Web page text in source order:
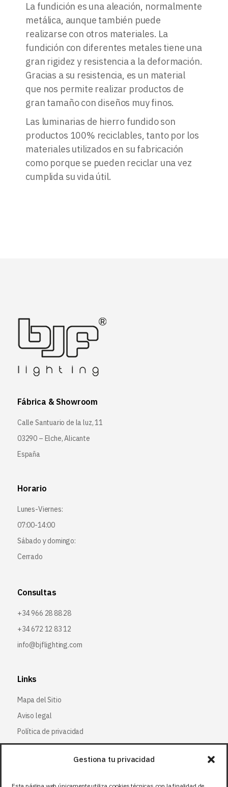
Gestiona tu privacidad
La fundición es una aleación, normalmente
metálica, aunque también puede
realizarse con otros materiales. La
fundición con diferentes metales tiene una
gran rigidez y resistencia a la deformación.
Gracias a su resistencia, es un material
que nos permite realizar productos de
gran tamaño con diseños muy finos.
Las luminarias de hierro fundido son
productos 100% reciclables, tanto por los
materiales utilizados en su fabricación
como porque se pueden reciclar una vez
cumplida su vida útil.
Fábrica & Showroom
Calle Santuario de la luz, 11
03290 – Elche, Alicante
España
Horario
Lunes-Viernes:
07:00-14:00
Sábado y domingo:
Cerrado
Consultas
+34 966 28 88 28
+34 672 12 83 12
info@bjflighting.com
Links
Mapa del Sitio
Aviso legal
Política de privacidad
Política de cookies
Síguenos